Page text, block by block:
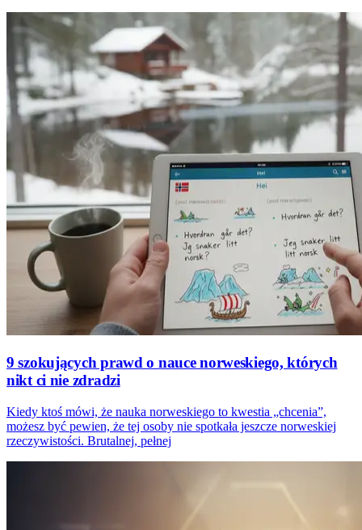
9 szokujących prawd o nauce norweskiego, których
nikt ci nie zdradzi
Kiedy ktoś mówi, że nauka norweskiego to kwestia „chcenia”,
możesz być pewien, że tej osoby nie spotkała jeszcze norweskiej
rzeczywistości. Brutalnej, pełnej